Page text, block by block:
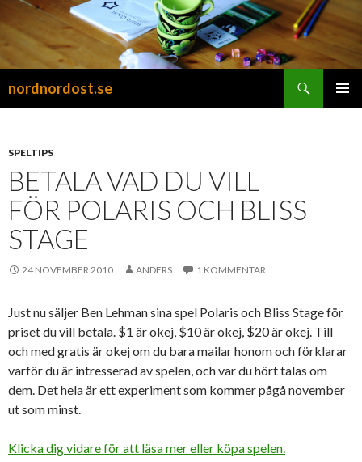
nordnordost.se
SPELTIPS
BETALA VAD DU VILL
FÖR POLARIS OCH BLISS
STAGE
24 NOVEMBER 2010 ANDERS 1 KOMMENTAR
Just nu säljer Ben Lehman sina spel Polaris och Bliss Stage för
priset du vill betala. $1 är okej, $10 är okej, $20 är okej. Till
och med gratis är okej om du bara mailar honom och förklarar
varför du är intresserad av spelen, och var du hört talas om
dem. Det hela är ett experiment som kommer pågå november
ut som minst.
Klicka dig vidare för att läsa mer eller köpa spelen.